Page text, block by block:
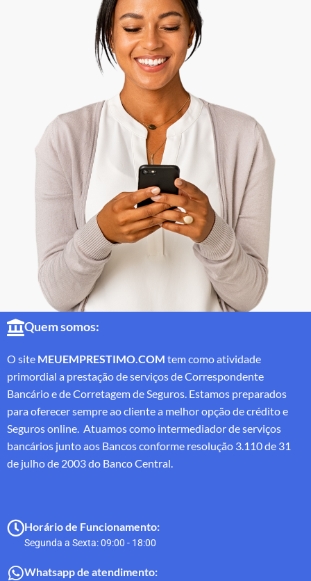
Quem somos:
O site MEUEMPRESTIMO.COM tem como atividade
primordial a prestação de serviços de Correspondente
Bancário e de Corretagem de Seguros. Estamos preparados
para oferecer sempre ao cliente a melhor opção de crédito e
Seguros online. Atuamos como intermediador de serviços
bancários junto aos Bancos conforme resolução 3.110 de 31
de julho de 2003 do Banco Central.
Horário de Funcionamento:
Segunda a Sexta: 09:00 - 18:00
Whatsapp de atendimento: